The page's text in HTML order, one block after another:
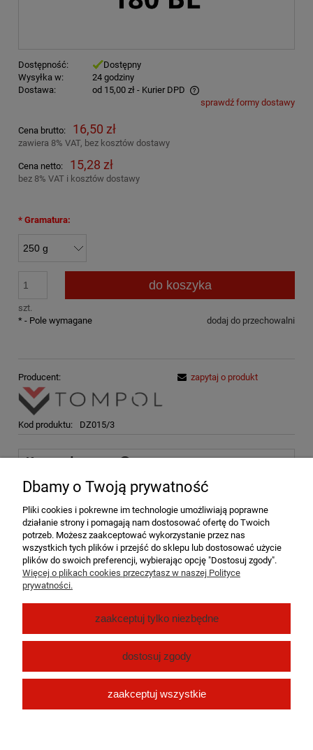
Dostępność:
Dostępny
Wysyłka w:
24 godziny
Dostawa:
od 15,00 zł - Kurier DPD
Cena nie zawiera ewentualnych kosztów płatnościsprawdź formy dostawy
Cena brutto: 16,50 zł
zawiera 8% VAT, bez kosztów dostawy
Cena netto: 15,28 zł
bez 8% VAT i kosztów dostawy
* Gramatura:
szt.
do koszyka
dodaj do przechowalni
* - Pole wymagane
Producent:
Kod produktu: DZ015/3
zapytaj o produkt
Koszty dostawy
Kurier DPD
Paczkomat InPost 24/7
Odbiór osobisty Dębe Kolonia ((Dębe Kolonia 8a,
Dębe Kolonia 62-860))
0,00 zł
Pomoc
Moje konto
Płatności i dostawa
Dbamy o Twoją prywatność
Pliki cookies i pokrewne im technologie umożliwiają poprawne
działanie strony i pomagają nam dostosować ofertę do Twoich
potrzeb. Możesz zaakceptować wykorzystanie przez nas
wszystkich tych plików i przejść do sklepu lub dostosować użycie
plików do swoich preferencji, wybierając opcję "Dostosuj zgody".
Więcej o plikach cookies przeczytasz w naszej Polityce
prywatności.
zaakceptuj tylko niezbędne
dostosuj zgody
zaakceptuj wszystkie